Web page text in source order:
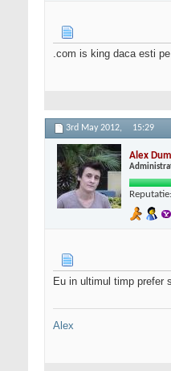
.com is king daca esti
3rd May 2012, 15:29
Alex
Reputatie:
Eu in ultimul timp prefer
Alex